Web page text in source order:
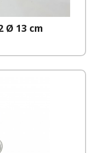
Ø 13 cm